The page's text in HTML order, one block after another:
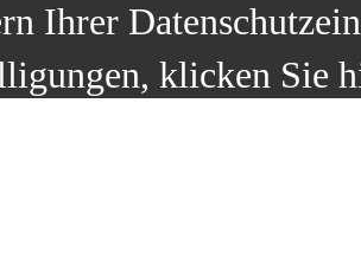
Ihrer
klicken Sie